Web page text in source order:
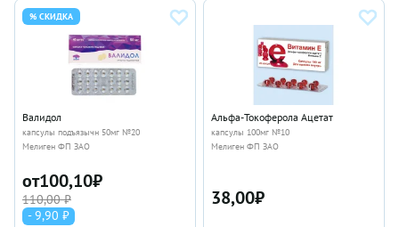
% СКИДКА
Валидол
капсулы подъязычн 50мг №20
Мелиген ФП ЗАО
от100,10₽
110,00 ₽
- 9,90 ₽
Альфа-Токоферола Ацетат
капсулы 100мг №10
Мелиген ФП ЗАО
38,00₽